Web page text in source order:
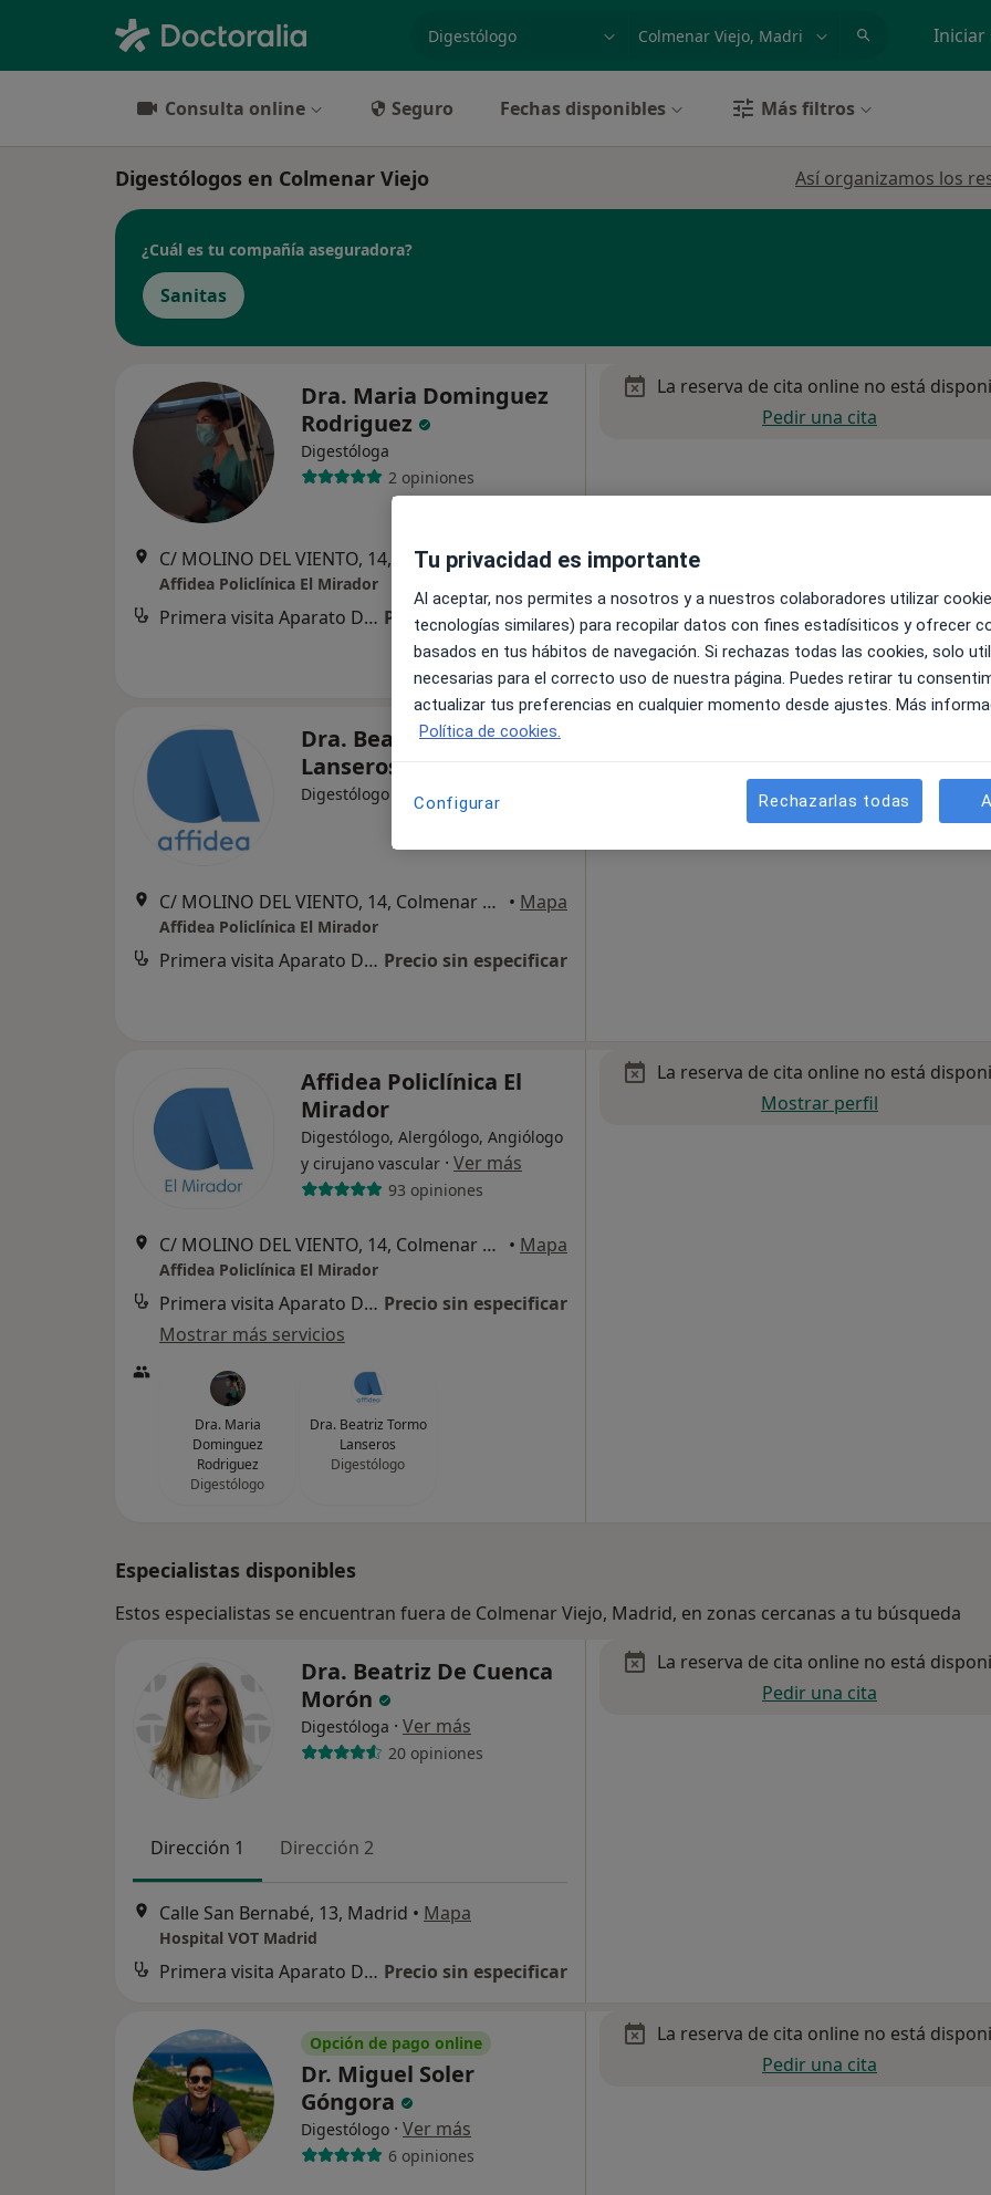
especialidad, enfermedad o nombre Iniciar
Consulta online Seguro Fechas disponibles Más filtros
Digestólogos en Colmenar Viejo Así organizamos los
¿Cuál es tu compañía aseguradora?
Sanitas
Dra. Maria Dominguez
Rodriguez
Digestóloga
2 opiniones
C/ MOLINO DEL VIENTO, 14, Colmenar Viejo •Mapa
Affidea Policlínica El Mirador
Primera visita Aparato Digestivo Precio sin especificar
La reserva de cita online no está
Pedir una cita
Dra. Beatriz Tormo
Lanseros
Digestólogo Ver más
C/ MOLINO DEL VIENTO, 14, Colmenar Viejo • Mapa
Affidea Policlínica El Mirador
Primera visita Aparato Digestivo Precio sin especificar
Affidea Policlínica El
Mirador
Digestólogo, Alergólogo, Angiólogo
y cirujano vascular · Ver más
93 opiniones
C/ MOLINO DEL VIENTO, 14, Colmenar Viejo • Mapa
Affidea Policlínica El Mirador
Primera visita Aparato Digestivo Precio sin especificar
Mostrar más servicios
Dra. Maria
Dominguez
Rodriguez
Digestólogo
Dra. Beatriz Tormo
Lanseros
Digestólogo
La reserva de cita online no está
Mostrar perfil
Especialistas disponibles
Estos especialistas se encuentran fuera de Colmenar Viejo, Madrid, en zonas cercanas a tu búsqueda
Dra. Beatriz De Cuenca
Morón
Digestóloga · Ver más
20 opiniones
Dirección 1 Dirección 2
Calle San Bernabé, 13, Madrid • Mapa
Hospital VOT Madrid
Primera visita Aparato Digestivo Precio sin especificar
La reserva de cita online no está
Pedir una cita
Opción de pago online
Dr. Miguel Soler
Góngora
Digestólogo · Ver más
6 opiniones
La reserva de cita online no está
Pedir una cita
Tu privacidad es importante
Al aceptar, nos permites a nosotros y a nuestros colaboradores utilizar
tecnologías similares) para recopilar datos con fines estadísiticos y ofrecer
basados en tus hábitos de navegación. Si rechazas todas las cookies, solo
necesarias para el correcto uso de nuestra página. Puedes retirar tu
actualizar tus preferencias en cualquier momento desde ajustes. Más
Política de cookies.
Configurar Rechazarlas todas